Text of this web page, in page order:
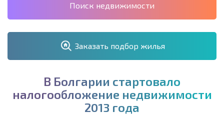
Поиск недвижимости
Заказать подбор жилья
В Болгарии стартовало
налогообложение недвижимости
2013 года